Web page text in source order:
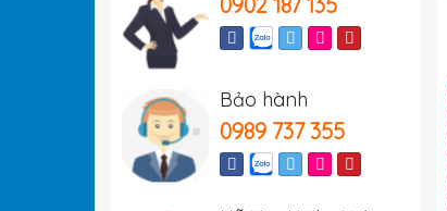
Bảo hành
0989 737 355